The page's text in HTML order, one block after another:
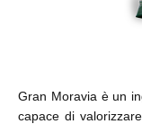
Gran Moravia è un
capace di